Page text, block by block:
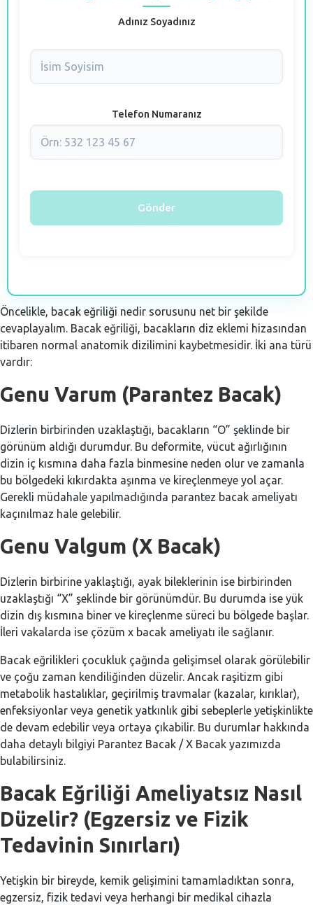
Adınız Soyadınız
Telefon Numaranız
Öncelikle, bacak eğriliği nedir sorusunu net bir şekilde
cevaplayalım. Bacak eğriliği, bacakların diz eklemi hizasından
itibaren normal anatomik dizilimini kaybetmesidir. İki ana türü
vardır:
Genu Varum (Parantez Bacak)
Dizlerin birbirinden uzaklaştığı, bacakların “O” şeklinde bir
görünüm aldığı durumdur. Bu deformite, vücut ağırlığının
dizin iç kısmına daha fazla binmesine neden olur ve zamanla
bu bölgedeki kıkırdakta aşınma ve kireçlenmeye yol açar.
Gerekli müdahale yapılmadığında parantez bacak ameliyatı
kaçınılmaz hale gelebilir.
Genu Valgum (X Bacak)
Dizlerin birbirine yaklaştığı, ayak bileklerinin ise birbirinden
uzaklaştığı “X” şeklinde bir görünümdür. Bu durumda ise yük
dizin dış kısmına biner ve kireçlenme süreci bu bölgede başlar.
İleri vakalarda ise çözüm x bacak ameliyatı ile sağlanır.
Bacak eğrilikleri çocukluk çağında gelişimsel olarak görülebilir
ve çoğu zaman kendiliğinden düzelir. Ancak raşitizm gibi
metabolik hastalıklar, geçirilmiş travmalar (kazalar, kırıklar),
enfeksiyonlar veya genetik yatkınlık gibi sebeplerle yetişkinlikte
de devam edebilir veya ortaya çıkabilir. Bu durumlar hakkında
daha detaylı bilgiyi Parantez Bacak / X Bacak yazımızda
bulabilirsiniz.
Bacak Eğriliği Ameliyatsız Nasıl
Düzelir? (Egzersiz ve Fizik
Tedavinin Sınırları)
Yetişkin bir bireyde, kemik gelişimini tamamladıktan sonra,
egzersiz, fizik tedavi veya herhangi bir medikal cihazla